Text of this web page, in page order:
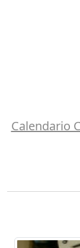
Calendario